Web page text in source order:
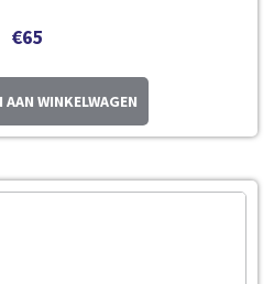
€65
AAN WINKELWAGEN